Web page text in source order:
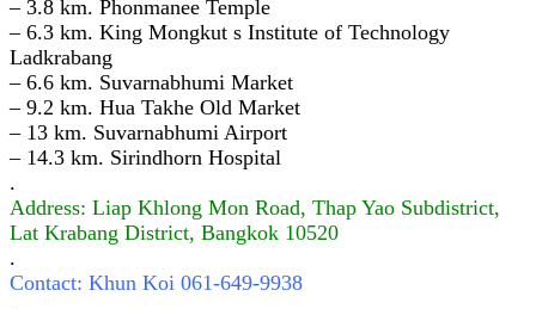
– 3.8 km. Phonmanee Temple
– 6.3 km. King Mongkut s Institute of Technology
Ladkrabang
– 6.6 km. Suvarnabhumi Market
– 9.2 km. Hua Takhe Old Market
– 13 km. Suvarnabhumi Airport
– 14.3 km. Sirindhorn Hospital
.
Address: Liap Khlong Mon Road, Thap Yao Subdistrict,
Lat Krabang District, Bangkok 10520
.
Contact: Khun Koi 061-649-9938